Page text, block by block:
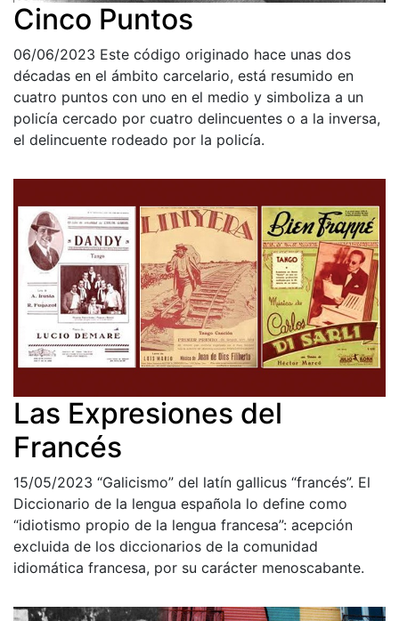
Cinco Puntos
06/06/2023 Este código originado hace unas dos
décadas en el ámbito carcelario, está resumido en
cuatro puntos con uno en el medio y simboliza a un
policía cercado por cuatro delincuentes o a la inversa,
el delincuente rodeado por la policía.
Las Expresiones del
Francés
15/05/2023 “Galicismo” del latín gallicus “francés”. El
Diccionario de la lengua española lo define como
“idiotismo propio de la lengua francesa”: acepción
excluida de los diccionarios de la comunidad
idiomática francesa, por su carácter menoscabante.